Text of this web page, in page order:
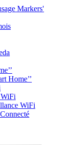
Markers'
Home’’
WiFi